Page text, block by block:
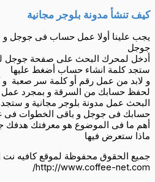
كيف تنشأ مدونة بلوجر مجانية
يجب علينا أولا عمل حساب فى جوجل
جوجل
أدخل لمحرك البحث على صفحة جوجل
ستجد كلمة انشاء حساب أضغط عليها
و لابد من عمل رقم أو كلمة سر صعبة
لحفظ حسابك من السرقة و بمجرد
البحث عمل مدونة بلوجر مجانية و
حسابك فى جوجل و باقى الخطوات فى
أهم ما فى الموضوع هو معرفتك هدفك
ماذا ستعرض فيها
جميع الحقوق محفوظة لموقع كافيه نت
http://www.coffee-net.com/